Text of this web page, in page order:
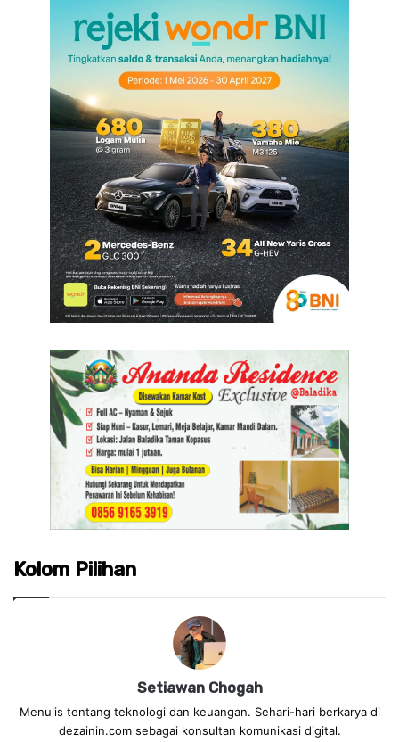
Kolom Pilihan
Setiawan Chogah
Menulis tentang teknologi dan keuangan. Sehari-hari berkarya di
dezainin.com sebagai konsultan komunikasi digital.